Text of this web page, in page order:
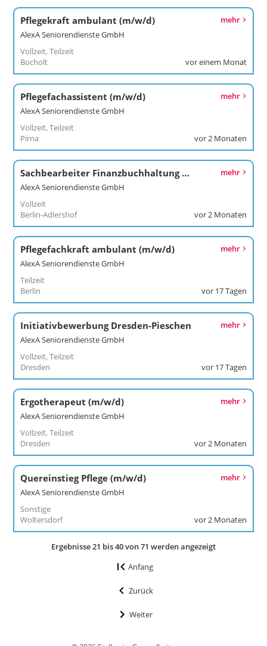
Pflegekraft ambulant (m/w/d)
AlexA Seniorendienste GmbH
Vollzeit, Teilzeit
Bocholt
mehr
vor einem Monat
Pflegefachassistent (m/w/d)
AlexA Seniorendienste GmbH
Vollzeit, Teilzeit
Pirna
mehr
vor 2 Monaten
Sachbearbeiter Finanzbuchhaltung (m/w/d)
AlexA Seniorendienste GmbH
Vollzeit
Berlin-Adlershof
mehr
vor 2 Monaten
Pflegefachkraft ambulant (m/w/d)
AlexA Seniorendienste GmbH
Teilzeit
Berlin
mehr
vor 17 Tagen
Initiativbewerbung Dresden-Pieschen
AlexA Seniorendienste GmbH
Vollzeit, Teilzeit
Dresden
mehr
vor 17 Tagen
Ergotherapeut (m/w/d)
AlexA Seniorendienste GmbH
Vollzeit, Teilzeit
Dresden
mehr
vor 2 Monaten
Quereinstieg Pflege (m/w/d)
AlexA Seniorendienste GmbH
Sonstige
Woltersdorf
mehr
vor 2 Monaten
Ergebnisse 21 bis 40 von 71 werden angezeigt
Anfang
Zurück
Weiter